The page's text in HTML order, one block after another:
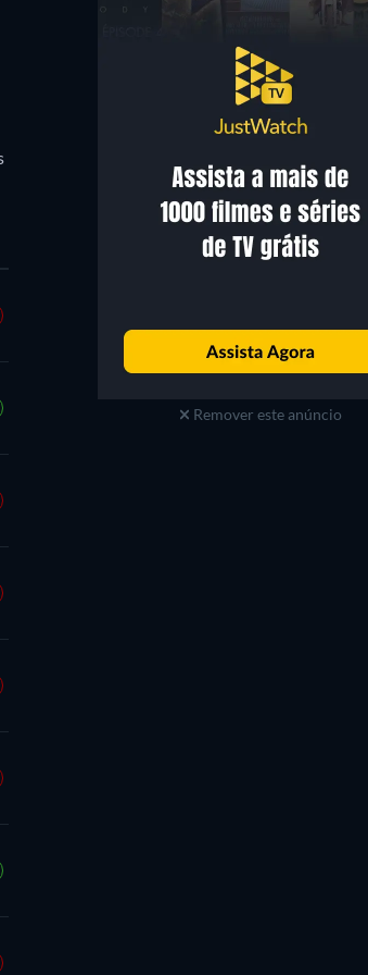
Remover este anúncio